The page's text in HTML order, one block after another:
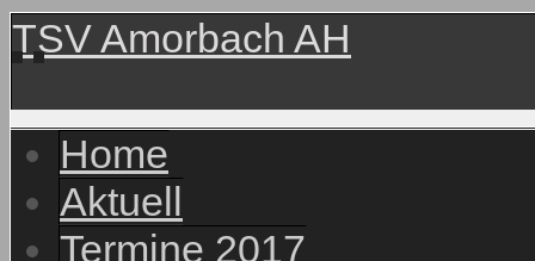
TSV Amorbach AH
Home
Aktuell
Termine 2017